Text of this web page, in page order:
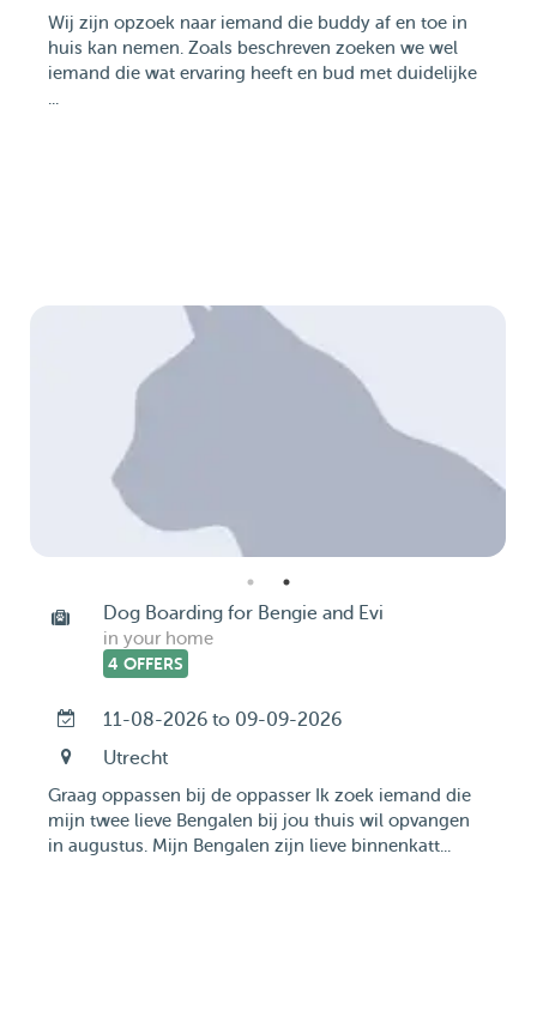
Wij zijn opzoek naar iemand die buddy af en toe in
huis kan nemen. Zoals beschreven zoeken we wel
iemand die wat ervaring heeft en bud met duidelijke
...
Dog Boarding for Bengie and Evi
in your home
4 OFFERS
11-08-2026 to 09-09-2026
Utrecht
Graag oppassen bij de oppasser Ik zoek iemand die
mijn twee lieve Bengalen bij jou thuis wil opvangen
in augustus. Mijn Bengalen zijn lieve binnenkatt...